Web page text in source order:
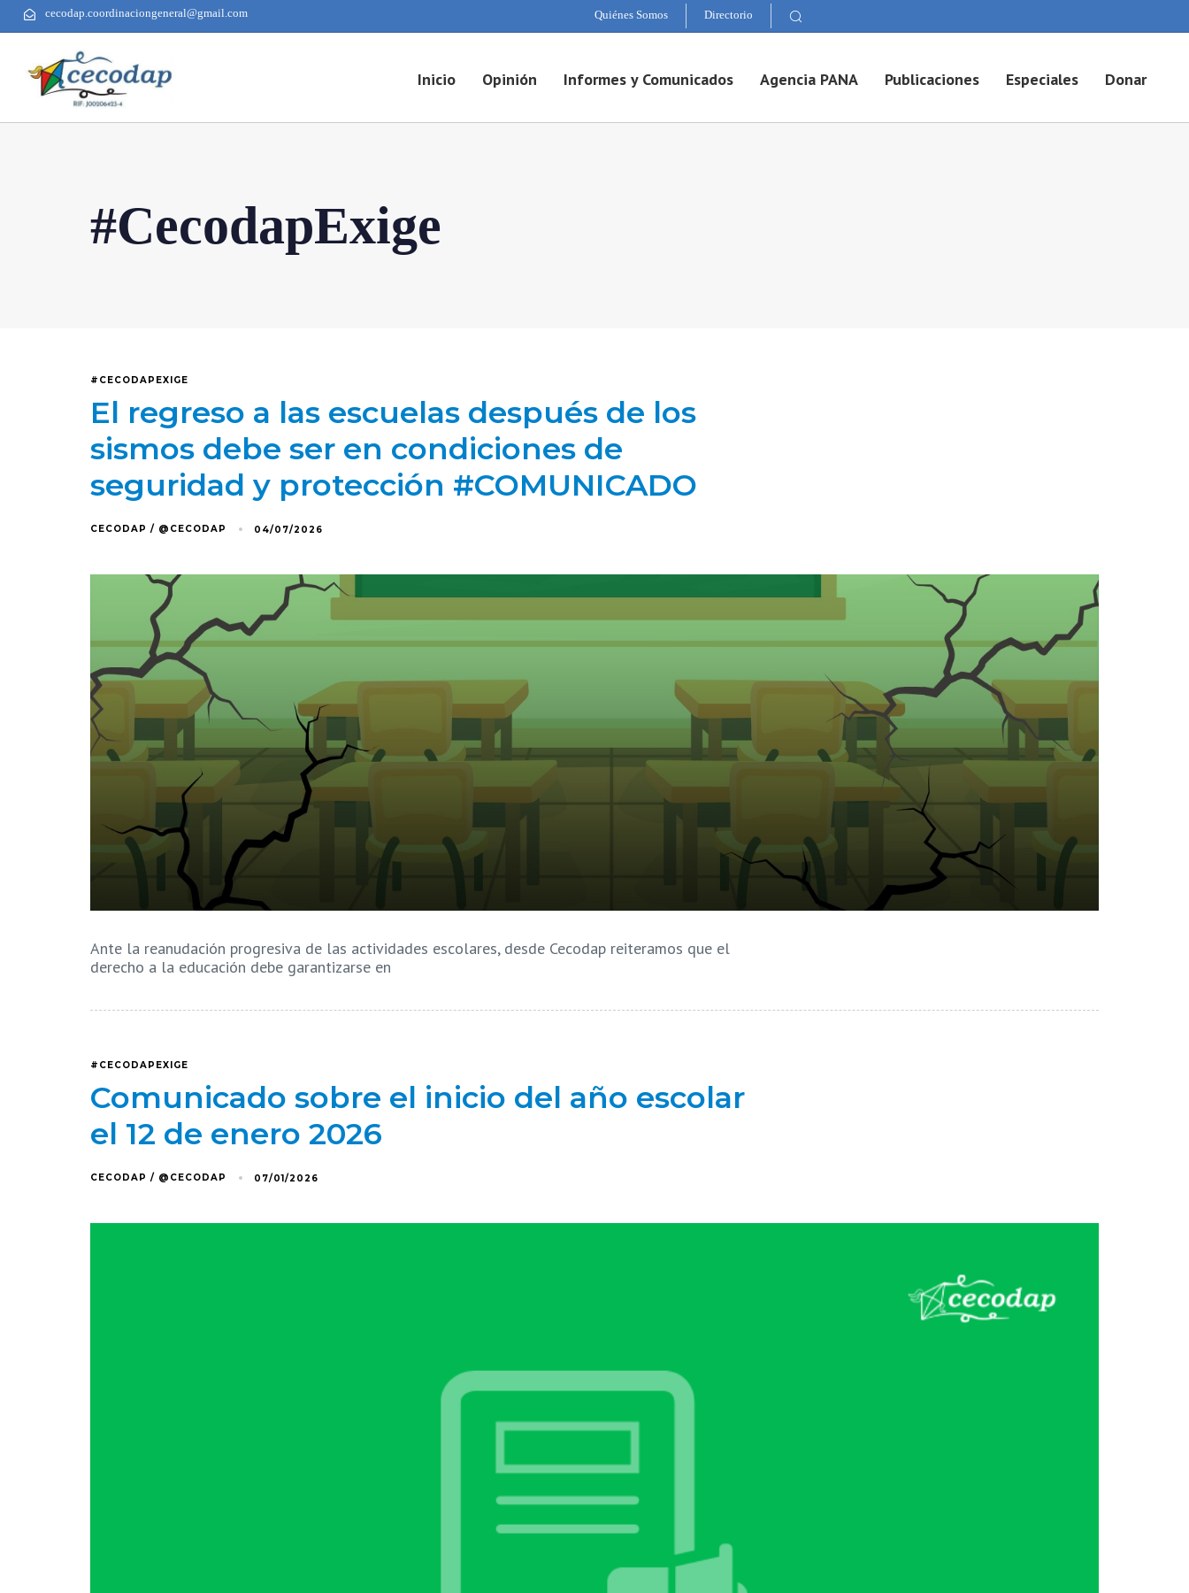
cecodap.coordinaciongeneral@gmail.com Quiénes Somos Directorio
Inicio Opinión Informes y Comunicados Agencia PANA Publicaciones Especiales Donar
#CecodapExige
#CECODAPEXIGE
El regreso a las escuelas después de los
sismos debe ser en condiciones de
seguridad y protección #COMUNICADO
CECODAP / @CECODAP 04/07/2026
Ante la reanudación progresiva de las actividades escolares, desde Cecodap reiteramos que el
derecho a la educación debe garantizarse en
#CECODAPEXIGE
Comunicado sobre el inicio del año escolar
el 12 de enero 2026
CECODAP / @CECODAP 07/01/2026